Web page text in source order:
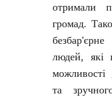
отримали
громад.
людей, які
можливості
та